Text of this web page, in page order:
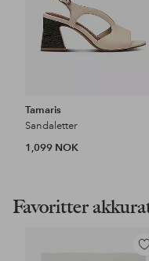
Tamaris
Sandaletter
1,099 NOK
Favoritter